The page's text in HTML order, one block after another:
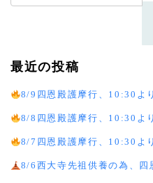
索:
最近の投稿
8/9四恩殿護摩行、10:30よ
8/8四恩殿護摩行、10:30よ
8/7四恩殿護摩行、10:30よ
8/6西大寺先祖供養の為、四